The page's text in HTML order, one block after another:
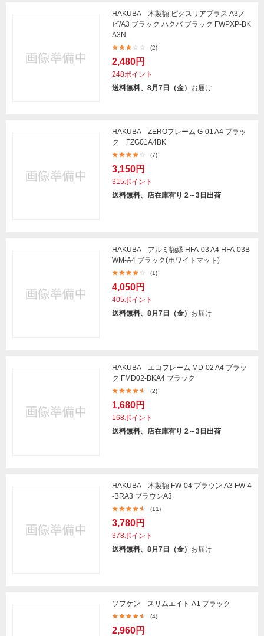
HAKUBA 木製額 ピクスリアプラス A3ノ
ビ/A3 ブラック ハクバ ブラック FWPXP-BK
A3N
(2)
2,480円
248ポイント
送料無料、8月7日（金） お届け
HAKUBA ZEROフレーム G-01 A4 ブラッ
ク FZG01A4BK
(7)
3,150円
315ポイント
送料無料、店在庫有り 2～3日出荷
HAKUBA アルミ額縁 HFA-03 A4 HFA-03B
WM-A4 ブラック(ホワイトマット)
(1)
4,050円
405ポイント
送料無料、8月7日（金） お届け
HAKUBA エコフレーム MD-02 A4 ブラッ
ク FMD02-BKA4 ブラック
(2)
1,680円
168ポイント
送料無料、店在庫有り 2～3日出荷
HAKUBA 木製額 FW-04 ブラウン A3 FW-4
-BRA3 ブラウンA3
(11)
3,780円
378ポイント
送料無料、8月7日（金） お届け
ソフケン スリムエイト A1 ブラック
(4)
2,960円